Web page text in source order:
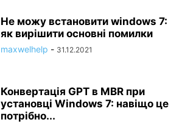
Не можу встановити windows 7:
як вирішити основні помилки
maxwelhelp - 31.12.2021
Конвертація GPT в MBR при
установці Windows 7: навіщо це
потрібно...